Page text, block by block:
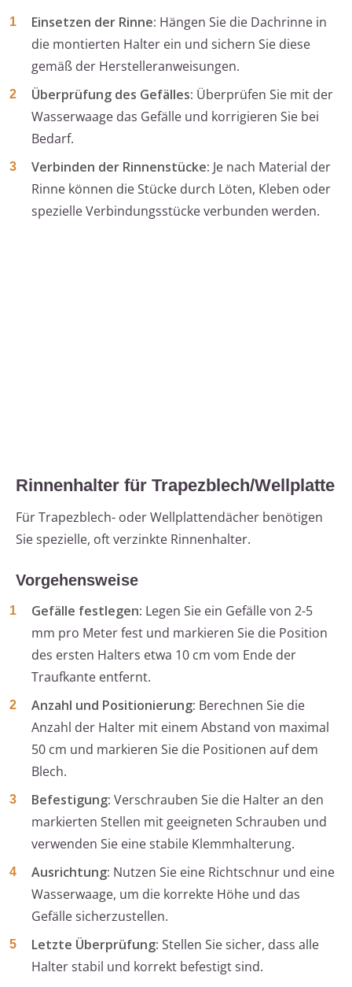
Einsetzen der Rinne: Hängen Sie die Dachrinne in
die montierten Halter ein und sichern Sie diese
gemäß der Herstelleranweisungen.
Überprüfung des Gefälles: Überprüfen Sie mit der
Wasserwaage das Gefälle und korrigieren Sie bei
Bedarf.
Verbinden der Rinnenstücke: Je nach Material der
Rinne können die Stücke durch Löten, Kleben oder
spezielle Verbindungsstücke verbunden werden.
Rinnenhalter für Trapezblech/Wellplatte
Für Trapezblech- oder Wellplattendächer benötigen
Sie spezielle, oft verzinkte Rinnenhalter.
Vorgehensweise
Gefälle festlegen: Legen Sie ein Gefälle von 2-5
mm pro Meter fest und markieren Sie die Position
des ersten Halters etwa 10 cm vom Ende der
Traufkante entfernt.
Anzahl und Positionierung: Berechnen Sie die
Anzahl der Halter mit einem Abstand von maximal
50 cm und markieren Sie die Positionen auf dem
Blech.
Befestigung: Verschrauben Sie die Halter an den
markierten Stellen mit geeigneten Schrauben und
verwenden Sie eine stabile Klemmhalterung.
Ausrichtung: Nutzen Sie eine Richtschnur und eine
Wasserwaage, um die korrekte Höhe und das
Gefälle sicherzustellen.
Letzte Überprüfung: Stellen Sie sicher, dass alle
Halter stabil und korrekt befestigt sind.